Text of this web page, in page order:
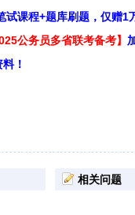
试课程+题库刷题，仅赠1
公务员多省联考备考】
！
相关问题